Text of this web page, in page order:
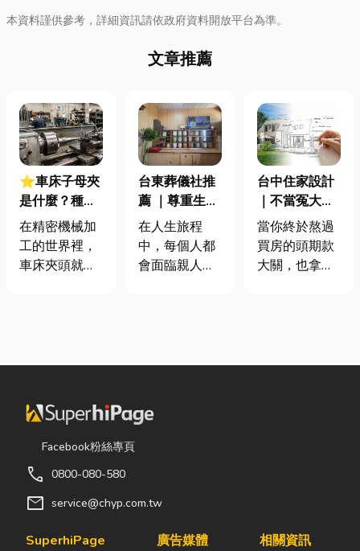
本資料謹供參考，詳細資訊請依政府資料開放平台為準。
文章推薦
⭐車床子母夾
是什麼？種
類、規格挑選
與台灣採購推
薦完整指南
在精密機械加
工的世界裡，
車床夾頭就像
的工件。然
到少量多樣、
異形材或精密
棒材的訂單
往往需要耗費
大量時間拆裝
這時，車床子
台東葬儀社推
薦 ｜尊重生
命、貼心陪伴
每一段告別
在人生旅程
中，每個人都
會面臨親人離
儀社，不只是
屬在艱難時刻
禮儀規劃、告
後續的行政協
台中住家設計
｜不當冤大
頭！教你新家
該如何聰明裝
潢！
當你終於熬過
買房的頭期款
大關，也拿到
經浮現各種美
等一下！在踩
Facebook粉絲專頁
call 0800-080-580
mail service@chyp.com.tw
SuperhiPage 廣告媒體 相關資訊